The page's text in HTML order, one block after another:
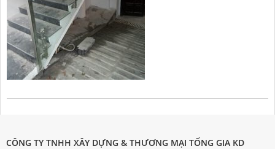
CÔNG TY TNHH XÂY DỰNG & THƯƠNG MẠI TỐNG GIA KD